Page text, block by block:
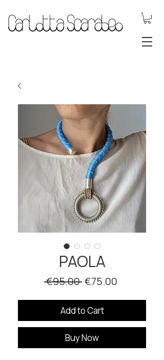
PAOLA
€95.00 Regular Price
€75.00
Add to Cart
Buy Now